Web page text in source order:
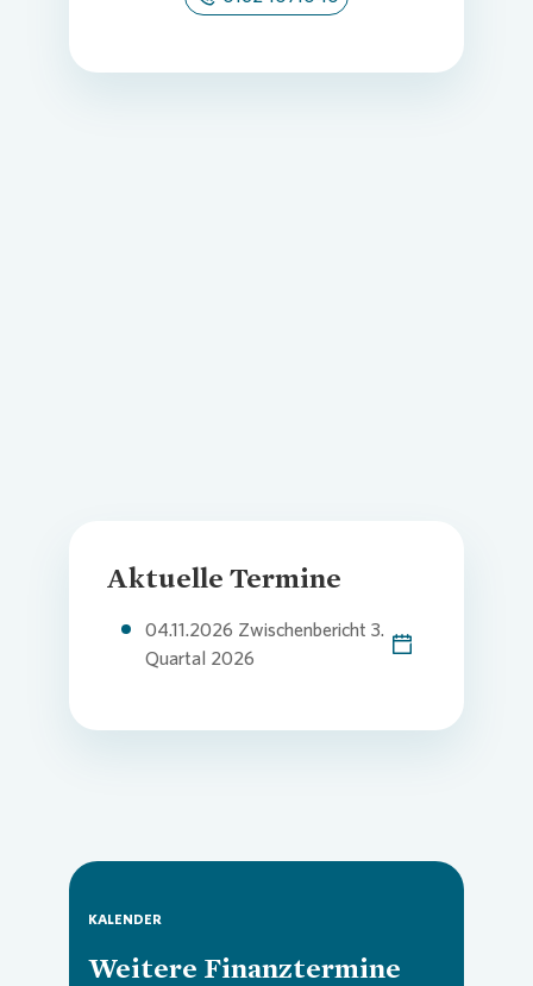
Aktuelle Termine
04.11.2026 Zwischenbericht 3.
Quartal 2026
KALENDER
Weitere Finanztermine